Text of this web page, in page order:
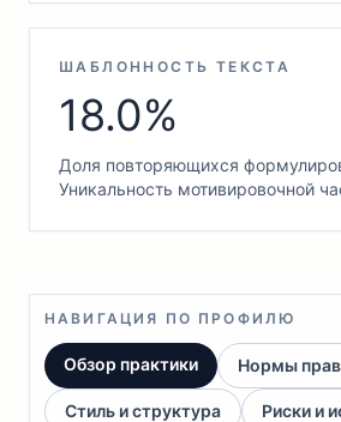
ШАБЛОННОСТЬ ТЕКСТА
18.0%
Доля повторяющихся
Уникальность мотивировочной
НАВИГАЦИЯ ПО ПРОФИЛЮ
Обзор практики Нормы
Стиль и структура Риски и